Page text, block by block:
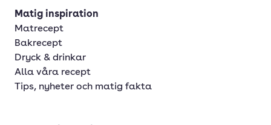
Matig inspiration
Matrecept
Bakrecept
Dryck & drinkar
Alla våra recept
Tips, nyheter och matig fakta